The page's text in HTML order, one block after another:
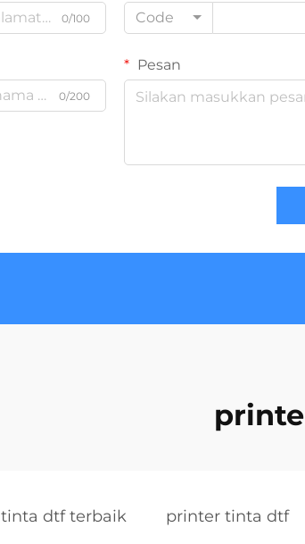
0/100
Code
0/200
Pesan
tinta dtf terbaik printer tinta dtf